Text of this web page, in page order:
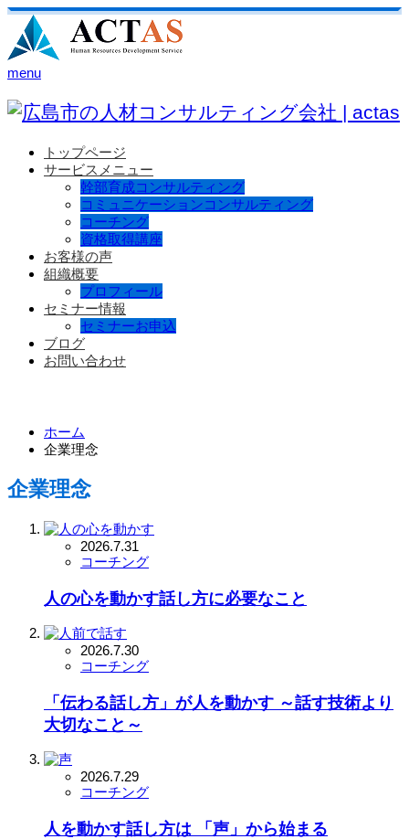
menu
トップページ
サービスメニュー
幹部育成コンサルティング
コミュニケーションコンサルティング
コーチング
資格取得講座
お客様の声
組織概要
プロフィール
セミナー情報
セミナーお申込
ブログ
お問い合わせ
ホーム
企業理念
企業理念
2026.7.31
コーチング
人の心を動かす話し方に必要なこと
2026.7.30
コーチング
「伝わる話し方」が人を動かす ～話す技術より
大切なこと～
2026.7.29
コーチング
人を動かす話し方は 「声」から始まる